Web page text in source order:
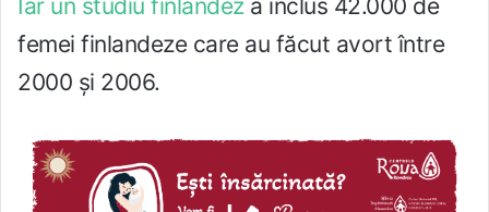
Iar un studiu finlandeza inclus 42.000 de
femei finlandeze care au făcut avort între
2000 și 2006.